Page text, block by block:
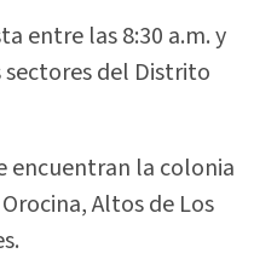
entre las 8:30 a.m. y
sectores del Distrito
encuentran la colonia
Altos de Los